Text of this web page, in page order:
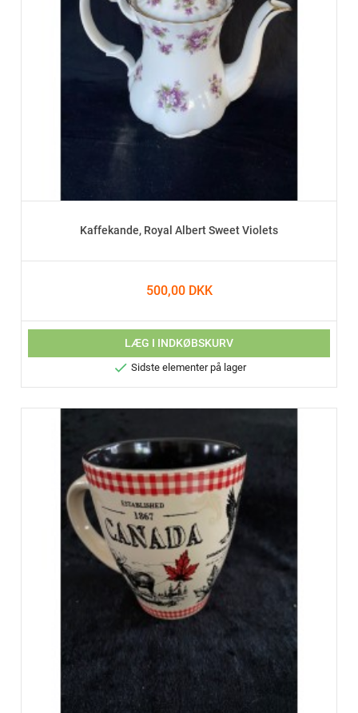
Kaffekande, Royal Albert Sweet Violets
500,00 DKK
LÆG I INDKØBSKURV
 Sidste elementer på lager